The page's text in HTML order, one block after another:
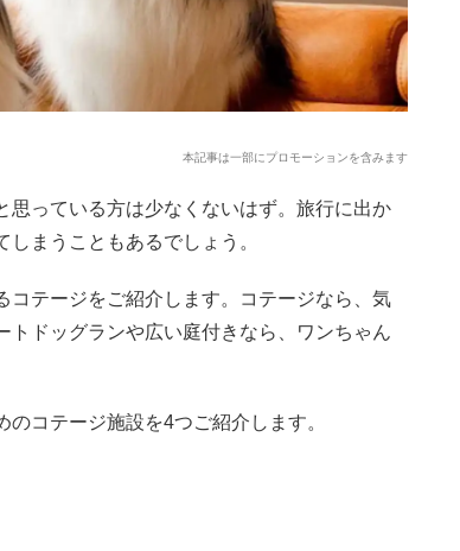
本記事は一部にプロモーションを含みます
思っている方は少なくないはず。旅行に出か
まうこともあるでしょう。
コテージをご紹介します。コテージなら、気
ドッグランや広い庭付きなら、ワンちゃん
コテージ施設を4つご紹介します。